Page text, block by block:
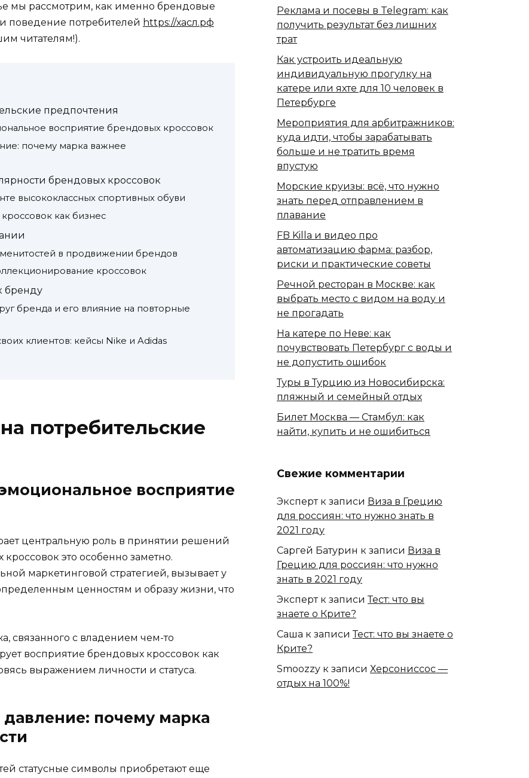
мы рассмотрим, как именно брендовые
поведение потребителей https://хасл.рф
читателям!).
предпочтения
восприятие брендовых кроссовок
почему марка важнее
брендовых кроссовок
высококлассных спортивных обуви
как бизнес
в продвижении брендов
кроссовок
бренду
бренда и его влияние на повторные
клиентов: кейсы Nike и Adidas
потребительские
восприятие
центральную роль в принятии решений
это особенно заметно.
маркетинговой стратегией, вызывает у
ценностям и образу жизни, что
связанного с владением чем-то
восприятие брендовых кроссовок как
выражением личности и статуса.
давление: почему марка
статусные символы приобретают еще
Реклама и посевы в Telegram: как
получить результат без лишних
трат
Как устроить идеальную
индивидуальную прогулку на
катере или яхте для 10 человек в
Петербурге
Мероприятия для арбитражников:
куда идти, чтобы зарабатывать
больше и не тратить время
впустую
Морские круизы: всё, что нужно
знать перед отправлением в
плавание
FB Killa и видео про
автоматизацию фарма: разбор,
риски и практические советы
Речной ресторан в Москве: как
выбрать место с видом на воду и
не прогадать
На катере по Неве: как
почувствовать Петербург с воды и
не допустить ошибок
Туры в Турцию из Новосибирска:
пляжный и семейный отдых
Билет Москва — Стамбул: как
найти, купить и не ошибиться
Свежие комментарии
Экcпертк записи Виза в Грецию
для россиян: что нужно знать в
2021 году
Саргей Батурин к записи Виза в
Грецию для россиян: что нужно
знать в 2021 году
Экспертк записиТест: что вы
знаете о Крите?
Саша к записиТест: что вы знаете о
Крите?
Smoozzy к записи Херсониссос —
отдых на 100%!